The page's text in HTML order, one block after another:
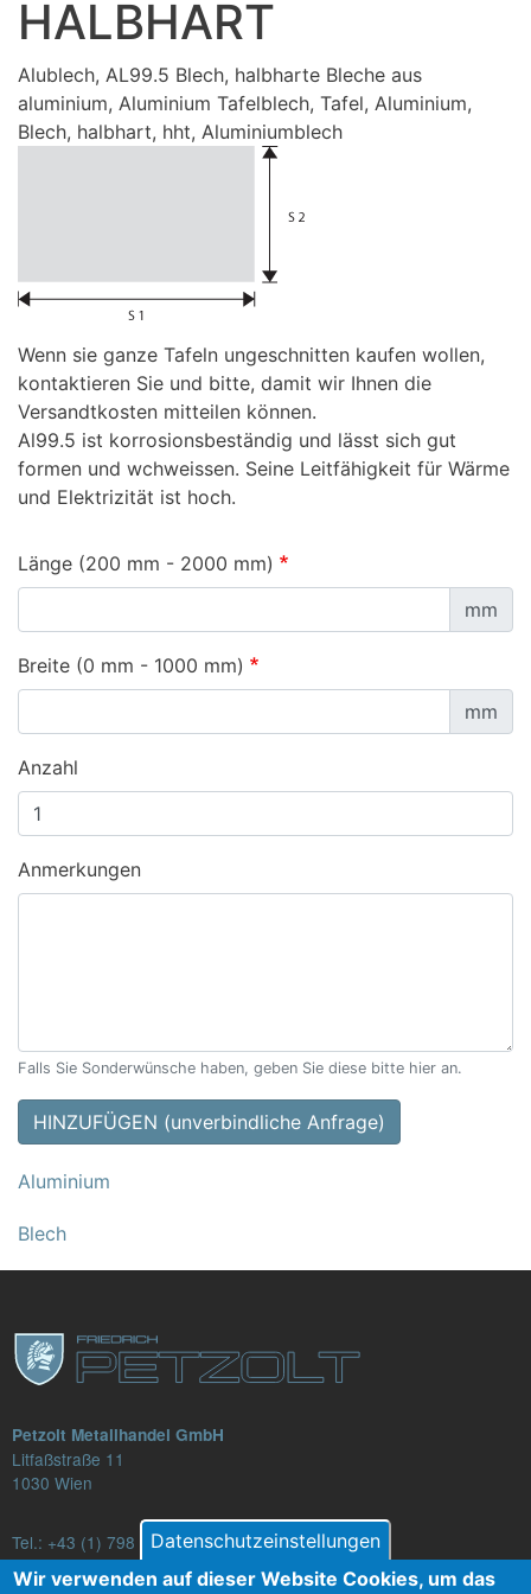
HALBHART
Alublech, AL99.5 Blech, halbharte Bleche aus
aluminium, Aluminium Tafelblech, Tafel, Aluminium,
Blech, halbhart, hht, Aluminiumblech
Wenn sie ganze Tafeln ungeschnitten kaufen wollen,
kontaktieren Sie und bitte, damit wir Ihnen die
Versandtkosten mitteilen können.
Al99.5 ist korrosionsbeständig und lässt sich gut
formen und wchweissen. Seine Leitfähigkeit für Wärme
und Elektrizität ist hoch.
Länge (200 mm - 2000 mm)
mm
Breite (0 mm - 1000 mm)
mm
Anzahl
Anmerkungen
Falls Sie Sonderwünsche haben, geben Sie diese bitte hier an.
HINZUFÜGEN (unverbindliche Anfrage)
Aluminium
Blech
Petzolt Metallhandel GmbH
Litfaßstraße 11
1030 Wien
Tel.: +43 (1) 798 82 88-16
E-Mail: verkauf@petzolt.at
Datenschutzeinstellungen
Wir verwenden auf dieser Website Cookies, um das